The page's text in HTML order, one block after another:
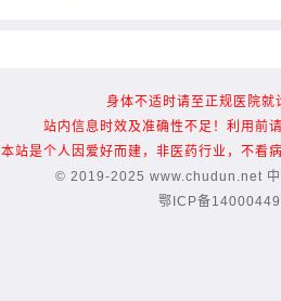
身体不适时请至正规医院就
站内信息时效及准确性不足！利用前
本站是个人因爱好而建，非医药行业，不看
© 2019-2025 www.chudun.net
鄂ICP备